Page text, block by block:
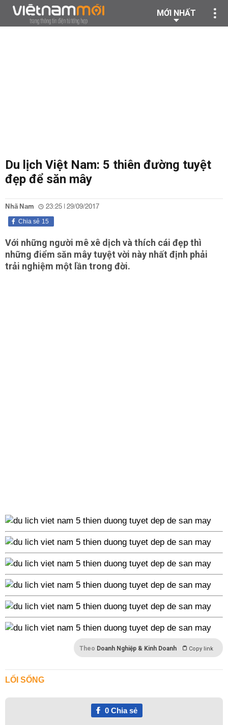
MỚI NHẤT
Du lịch Việt Nam: 5 thiên đường tuyệt
đẹp để săn mây
Nhã Nam 23:25 | 29/09/2017
15
Chia sẻ
Với những người mê xê dịch và thích cái đẹp thì
những điểm săn mây tuyệt vời này nhất định phải
trải nghiệm một lần trong đời.
Theo Doanh Nghiệp & Kinh Doanh Copy link
LỐI SỐNG
0Chia sẻ